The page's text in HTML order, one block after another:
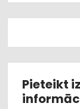
Pieteikt